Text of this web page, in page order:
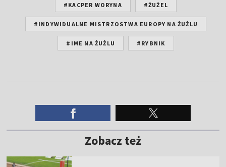
#KACPER WORYNA #ŻUŻEL
#INDYWIDUALNE MISTRZOSTWA EUROPY NA ŻUŻLU
#IME NA ŻUŻLU #RYBNIK
Zobacz też